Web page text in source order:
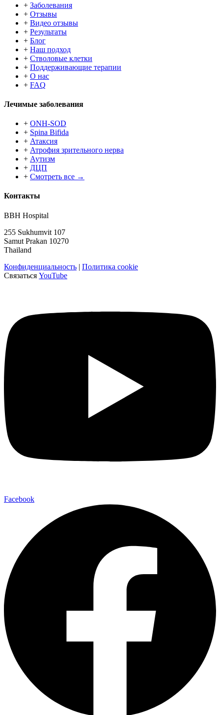
+ Заболевания
+ Отзывы
+ Видео отзывы
+ Результаты
+ Блог
+ Наш подход
+ Стволовые клетки
+ Поддерживающие терапии
+ О нас
+ FAQ
Лечимые заболевания
+ ONH-SOD
+ Spina Bifida
+ Атаксия
+ Атрофия зрительного нерва
+ Аутизм
+ ДЦП
+ Смотреть все →
Контакты
BBH Hospital
255 Sukhumvit 107
Samut Prakan 10270
Thailand
Конфиденциальность | Политика cookie
Связаться YouTube
Facebook